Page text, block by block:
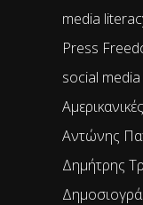
media
Press
social media
Αντώνης
Δημήτρης